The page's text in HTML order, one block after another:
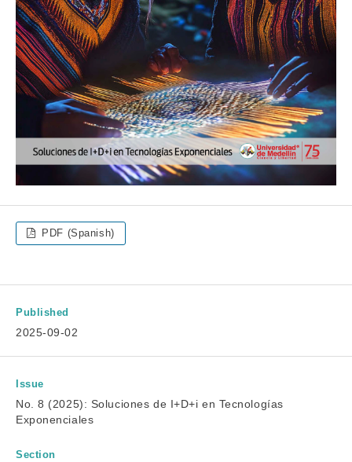
PDF (Spanish)
Published
2025-09-02
Issue
No. 8 (2025): Soluciones de I+D+i en Tecnologías
Exponenciales
Section